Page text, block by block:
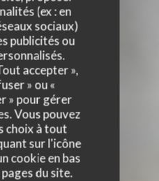
(ex : en
sociaux)
publicités ou
accepter »,
» ou «
» pour gérer
Vous pouvez
choix à tout
sur l'icône
cookie en bas
du site.